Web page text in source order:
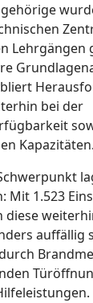
Lehrgängen
bei der
Kapazitäten.
Mit 1.523
diese
auffällig